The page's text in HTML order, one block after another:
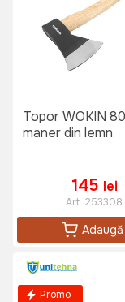
Topor WOKIN
maner din lemn
145 lei
Art: 253308
Adaugă
Promo